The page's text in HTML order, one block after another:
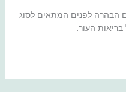
הבהרה לפנים המתאים לסוג
העור.